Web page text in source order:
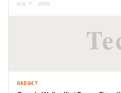
AUG 7, 2026
GADGET